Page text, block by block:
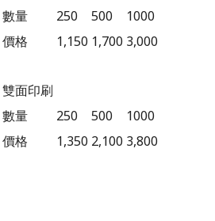
數量
250 500
1000
價格
1,150 1,700 3,000
雙面印刷
數量
250 500
1000
價格
1,350 2,100 3,800